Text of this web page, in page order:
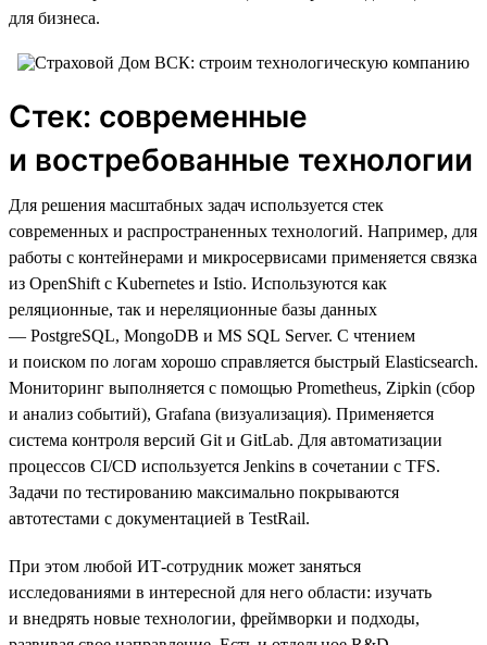
для бизнеса.
Стек: современные
и востребованные технологии
Для решения масштабных задач используется стек
современных и распространенных технологий. Например, для
работы с контейнерами и микросервисами применяется связка
из OpenShift с Kubernetes и Istio. Используются как
реляционные, так и нереляционные базы данных
— PostgreSQL, MongoDB и MS SQL Server. С чтением
и поиском по логам хорошо справляется быстрый Elasticsearch.
Мониторинг выполняется с помощью Prometheus, Zipkin (сбор
и анализ событий), Grafana (визуализация). Применяется
система контроля версий Git и GitLab. Для автоматизации
процессов CI/CD используется Jenkins в сочетании с TFS.
Задачи по тестированию максимально покрываются
автотестами с документацией в TestRail.
При этом любой ИТ-сотрудник может заняться
исследованиями в интересной для него области: изучать
и внедрять новые технологии, фреймворки и подходы,